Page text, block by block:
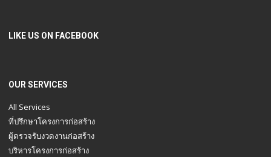
LIKE US ON FACEBOOK
OUR SERVICES
All Services
ที่ปรึกษาโครงการก่อสร้าง
ผู้ตรวจรับงวดงานก่อสร้าง
บริหารโครงการก่อสร้าง